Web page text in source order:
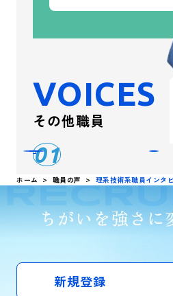
VOICES
その他職員
01
ホーム 職員の声 理系技術系職員インタ
新規登録